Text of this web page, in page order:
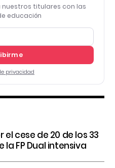
titulares con las
educación
privacidad
cese de 20 de los 33
FP Dual intensiva